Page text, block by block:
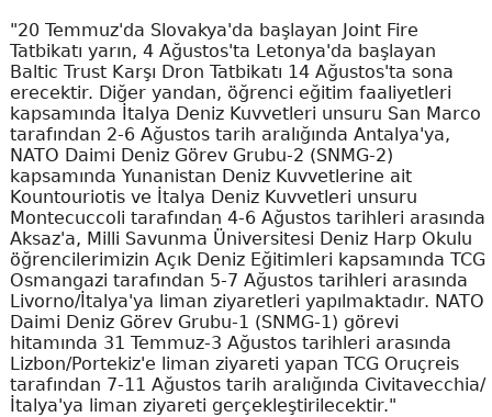
"20 Temmuz'da Slovakya'da başlayan Joint Fire
Tatbikatı yarın, 4 Ağustos'ta Letonya'da başlayan
Baltic Trust Karşı Dron Tatbikatı 14 Ağustos'ta sona
erecektir. Diğer yandan, öğrenci eğitim faaliyetleri
kapsamında İtalya Deniz Kuvvetleri unsuru San Marco
tarafından 2-6 Ağustos tarih aralığında Antalya'ya,
NATO Daimi Deniz Görev Grubu-2 (SNMG-2)
kapsamında Yunanistan Deniz Kuvvetlerine ait
Kountouriotis ve İtalya Deniz Kuvvetleri unsuru
Montecuccoli tarafından 4-6 Ağustos tarihleri arasında
Aksaz'a, Milli Savunma Üniversitesi Deniz Harp Okulu
öğrencilerimizin Açık Deniz Eğitimleri kapsamında TCG
Osmangazi tarafından 5-7 Ağustos tarihleri arasında
Livorno/İtalya'ya liman ziyaretleri yapılmaktadır. NATO
Daimi Deniz Görev Grubu-1 (SNMG-1) görevi
hitamında 31 Temmuz-3 Ağustos tarihleri arasında
Lizbon/Portekiz'e liman ziyareti yapan TCG Oruçreis
tarafından 7-11 Ağustos tarih aralığında Civitavecchia/
İtalya'ya liman ziyareti gerçekleştirilecektir."